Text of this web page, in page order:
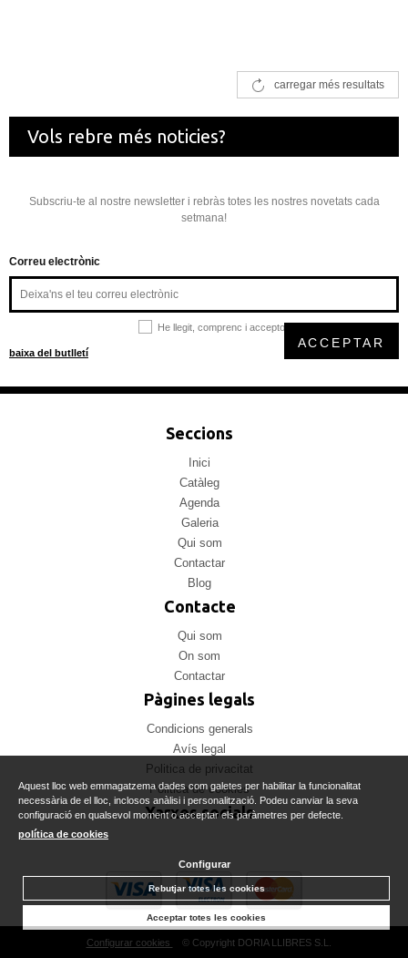
carregar més resultats
Vols rebre més noticies?
Subscriu-te al nostre newsletter i rebràs totes les nostres novetats cada
setmana!
Correu electrònic
He llegit, comprenc i accepto la
baixa del butlletí
ACCEPTAR
Seccions
Inici
Catàleg
Agenda
Galeria
Qui som
Contactar
Blog
Contacte
Qui som
On som
Contactar
Pàgines legals
Condicions generals
Avís legal
Politica de privacitat
Politica de cookies
Xarxes socials
Configurar cookies © Copyright DORIA LLIBRES S.L.
Aquest lloc web emmagatzema dades com galetes per habilitar la funcionalitat
necessària de el lloc, inclosos anàlisi i personalització. Podeu canviar la seva
configuració en qualsevol moment o acceptar els paràmetres per defecte.
política de cookies
Configurar
Rebutjar totes les cookies
Acceptar totes les cookies